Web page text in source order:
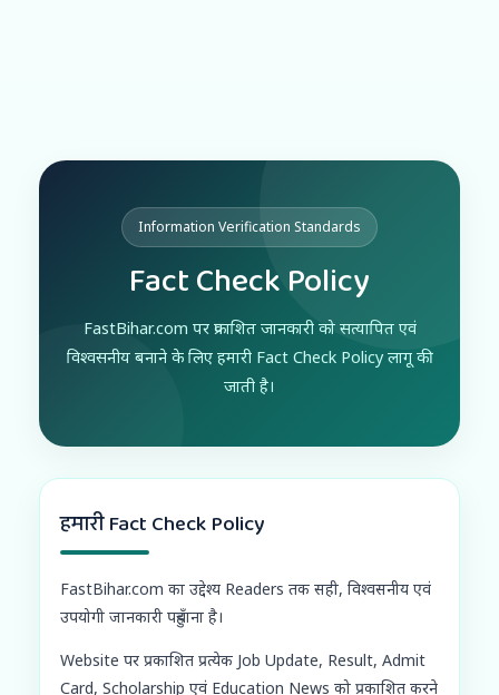
Information Verification Standards
Fact Check Policy
FastBihar.com पर प्रकाशित जानकारी को सत्यापित एवं
विश्वसनीय बनाने के लिए हमारी Fact Check Policy लागू की
जाती है।
हमारी Fact Check Policy
FastBihar.com का उद्देश्य Readers तक सही, विश्वसनीय एवं
उपयोगी जानकारी पहुँचाना है।
Website पर प्रकाशित प्रत्येक Job Update, Result, Admit
Card, Scholarship एवं Education News को प्रकाशित करने